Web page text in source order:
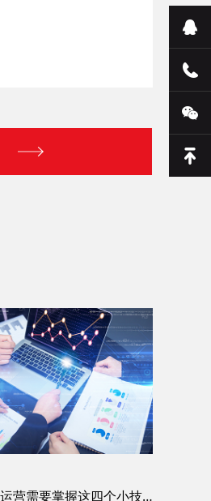
全新熊掌号做运营需要掌握这四个小技巧